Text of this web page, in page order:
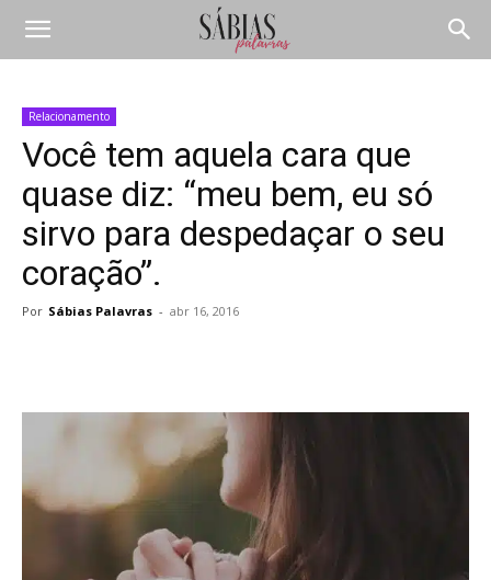
Relacionamento
Você tem aquela cara que
quase diz: “meu bem, eu só
sirvo para despedaçar o seu
coração”.
Por Sábias Palavras - abr 16, 2016